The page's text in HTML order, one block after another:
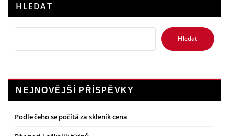
HLEDAT
Hledat
NEJNOVĚJŠÍ PŘÍSPĚVKY
Podle čeho se počítá za skleník cena